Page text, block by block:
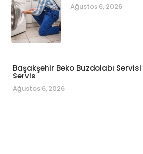
Ağustos 6, 2026
Başakşehir Beko Buzdolabı
Servis
Ağustos 6, 2026